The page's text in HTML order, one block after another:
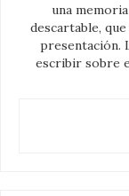
una
descartable,
presentación.
escribir sobre